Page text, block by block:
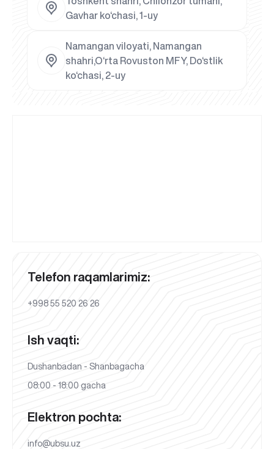
Gavhar ko‘chasi, 1-uy
Namangan viloyati, Namangan
shahri,O‘rta Rovuston MFY, Do‘stlik
ko‘chasi, 2-uy
Telefon raqamlarimiz:
+998 55 520 26 26
Ish vaqti:
Dushanbadan - Shanbagacha
08:00 - 18:00 gacha
Elektron pochta:
info@ubsu.uz